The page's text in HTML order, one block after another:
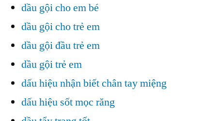
dầu gội cho em bé
dầu gội cho trẻ em
dầu gội đầu trẻ em
dầu gội trẻ em
dấu hiệu nhận biết chân tay miệng
dấu hiệu sốt mọc răng